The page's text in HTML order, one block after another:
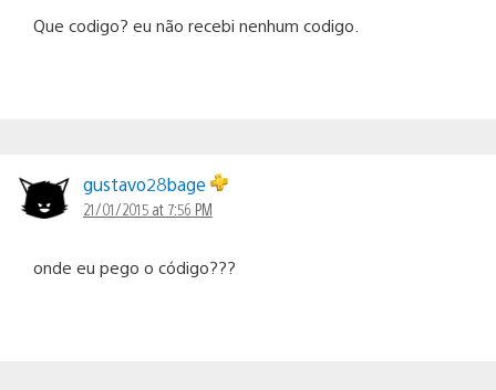
Que codigo? eu não recebi nenhum codigo.
gustavo28bage
21/01/2015 at 7:56 PM
onde eu pego o código???